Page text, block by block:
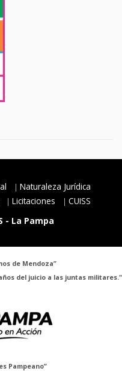
Naturaleza Jurídica
Licitaciones
CUISS
- La Pampa
de Mendoza”
del juicio a las juntas militares."
Pampeano”